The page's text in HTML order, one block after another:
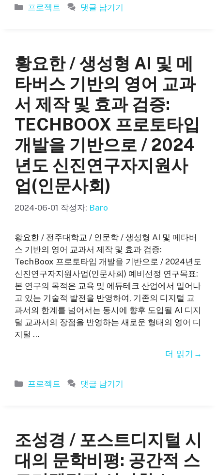
카
프로젝트 댓글 남기기
황요한 / 생성형 AI 및 메
타버스 기반의 영어 교과
서 제작 및 효과 검증:
TECHBOOX 프로토타입
개발을 기반으로 / 2024
년도 신진연구자지원사
업(인문사회)
2024-06-01 작성자: Baro
황요한 / 전주대학교 / 인문학 / 생성형 AI 및 메타버
스 기반의 영어 교과서 제작 및 효과 검증:
TechBoox 프로토타입 개발을 기반으로 / 2024년도
신진연구자지원사업(인문사회) 예비선정 연구목표:
본 연구의 목적은 교육 및 에듀테크 산업에서 일어나
고 있는 기술적 발전을 반영하여, 기존의 디지털 교
과서의 한계를 넘어서는 동시에 향후 도입될 AI 디지
털 교과서의 장점을 반영하는 새로운 형태의 영어 디
지털 …
더 읽기
카
프로젝트 댓글 남기기
조성경 / 포스트디지털 시
대의 문학비평: 공간적 스